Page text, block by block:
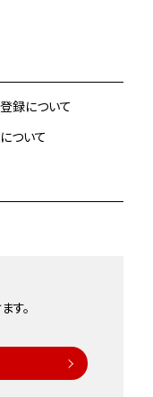
録について
ついて
す。